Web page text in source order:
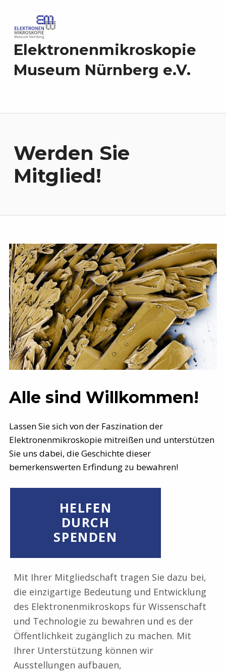
Elektronenmikroskopie
Museum Nürnberg e.V.
Werden Sie
Mitglied!
Alle sind Willkommen!
Lassen Sie sich von der Faszination der
Elektronenmikroskopie mitreißen und unterstützen
Sie uns dabei, die Geschichte dieser
bemerkenswerten Erfindung zu bewahren!
HELFEN
DURCH
SPENDEN
Mit Ihrer Mitgliedschaft tragen Sie dazu bei,
die einzigartige Bedeutung und Entwicklung
des Elektronenmikroskops für Wissenschaft
und Technologie zu bewahren und es der
Öffentlichkeit zugänglich zu machen. Mit
Ihrer Unterstützung können wir
Ausstellungen aufbauen,